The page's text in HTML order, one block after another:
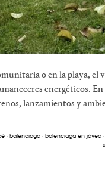
o en la playa, el
energéticos.
lanzamientos y
· balenciaga · balenciaga en jávea ·